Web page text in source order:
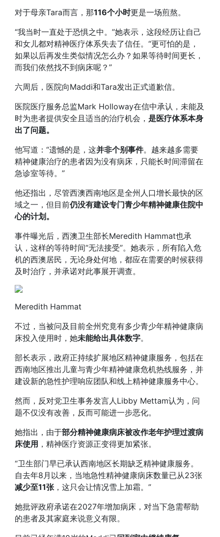
对于母亲Tara而言，那116个小时更是一场煎熬。
“我当时一直处于恐惧之中。”她表示，这段经历让自己
和女儿都对精神医疗体系失去了信任。“更可怕的是，
如果以后再发生类似情况怎么办？如果等待时间更长，
而我们依然找不到病床呢？”
六周后，医院向Maddi和Tara发出正式道歉信。
医院医疗服务总监Mark Holloway在信中承认，未能及
时为患者提供安全且适当的治疗机会， 是医疗体系本身
出了问题。
他写道：“遗憾的是，这并非个别事件。越来越多需要
精神健康治疗的患者因为没有病床，只能长时间滞留在
急诊室等待。”
他还指出，尽管西澳西南地区是全州人口增长最快的区
域之一，但目前仍没有建设专门青少年精神健康住院中
心的计划。
事件曝光后，西澳卫生部长Meredith Hammat也承
认，这样的等待时间“无法接受”。她表示，所有陷入危
机的西澳居民，无论身处何地，都应在需要的时候获得
及时治疗，并承诺对此事展开调查。
Meredith Hammat
不过，当被问及目前全州究竟有多少青少年精神健康病
床投入使用时，她未能给出具体数字。
部长表示，政府正持续扩展地区精神健康服务，包括在
西南地区推出儿童与青少年精神健康危机热线服务，并
建设新的急性护理响应团队和线上精神健康服务中心。
然而，反对党卫生事务发言人Libby Mettam认为，问
题不仅没有改善，反而可能进一步恶化。
她指出，由于部分精神健康病床被改作老年护理过渡病
床使用 ，精神医疗资源正变得更加紧张。
“卫生部门早已承认西南地区长期缺乏精神健康服务。
自去年8月以来，当地急性精神健康病床数量已从23张
减少至11张，这只会让情况雪上加霜。”
她批评政府承诺在2027年增加病床，对当下急需帮助
的患者及其家庭来说意义有限。